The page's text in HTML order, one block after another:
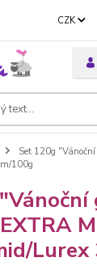
CZK
Set 120g
100g